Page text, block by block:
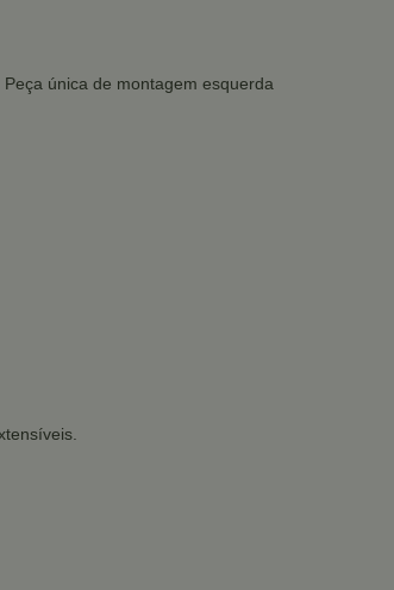
única de montagem esquerda